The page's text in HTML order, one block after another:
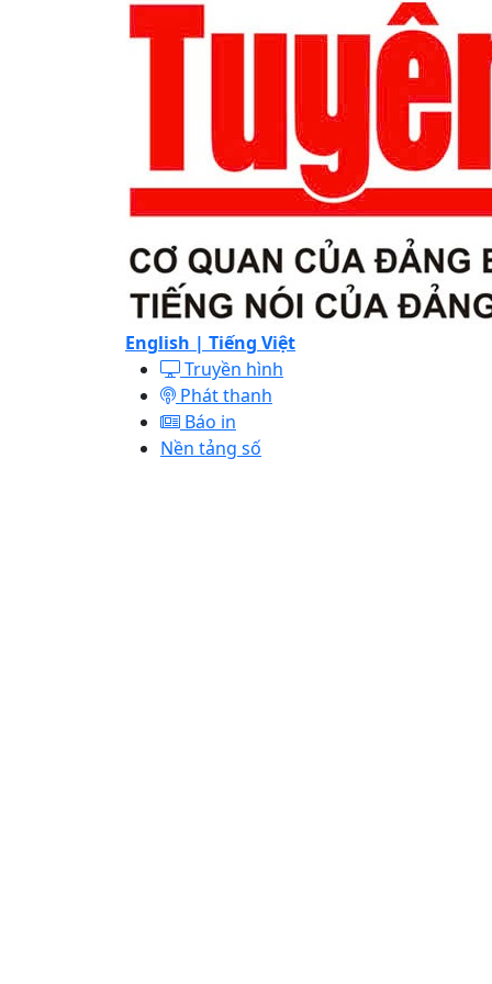
English | Tiếng Việt
Truyền hình
Phát thanh
Báo in
Nền tảng số